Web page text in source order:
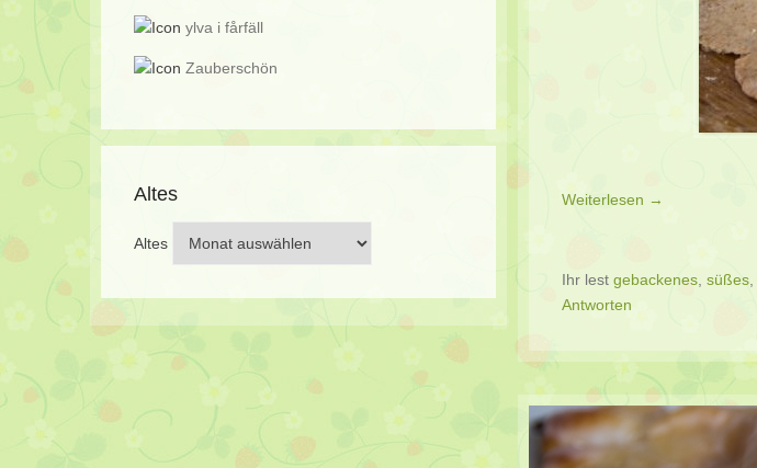
Weiterlesen →
Ihr lest gebackenes, süßes,
Antworten
ylva i fårfäll
Zauberschön
Altes
Altes